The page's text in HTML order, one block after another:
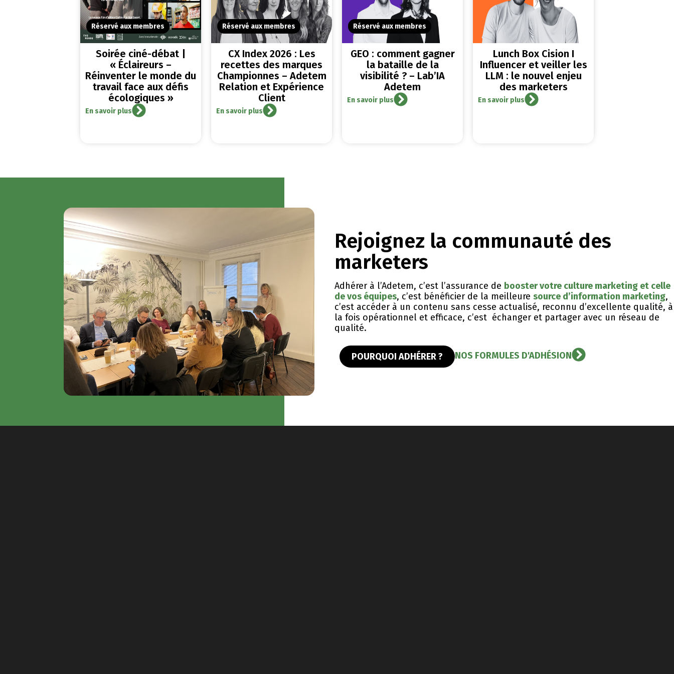
Réservé aux membres
Soirée ciné-débat |
« Éclaireurs –
Réinventer le monde du
travail face aux défis
écologiques »
En savoir plus
Réservé aux membres
CX Index 2026 : Les
recettes des marques
Championnes – Adetem
Relation et Expérience
Client
En savoir plus
Réservé aux membres
GEO : comment gagner
la bataille de la
visibilité ? – Lab’IA
Adetem
En savoir plus
Lunch Box Cision I
Influencer et veiller les
LLM : le nouvel enjeu
des marketers
En savoir plus
Rejoignez la communauté des
marketers
Adhérer à l’Adetem, c’est l’assurance de booster votre culture marketing et celle
de vos équipes, c’est bénéficier de la meilleuresource d’information marketing,
c’est accéder à un contenu sans cesse actualisé, reconnu d’excellente qualité, ​à
la fois opérationnel et efficace, c’est échanger et partager avec un réseau de
qualité.
POURQUOI ADHÉRER ? NOS FORMULES D'ADHÉSION